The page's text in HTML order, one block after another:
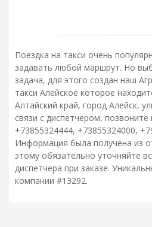
Поездка на такси очень
задавать любой маршрут. Но
задача, для этого создан наш
такси Алейское которое
Алтайский край, город Алейск,
связи с диспетчером,
+73855324444, +73855324000,
Информация была получена из
этому обязательно уточняйте
диспетчера при заказе.
компании #13292.